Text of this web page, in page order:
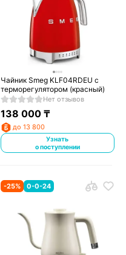
Чайник Smeg KLF04RDEU с
терморегулятором (красный)
Нет отзывов
138 000 ₸
до 13 800
Узнать
о поступлении
-25% 0-0-24